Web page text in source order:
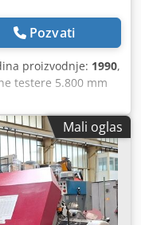
Pozvati
proizvodnje: 1990,
testere 5.800 mm
materijala 830
x 1,3 mm Ugao
17 - 110 m/min
V Težina mašine
x 2,30 m - Fabr.
Afj Aikjha -
za strugotinu -
pogonjenog
Mali oglas